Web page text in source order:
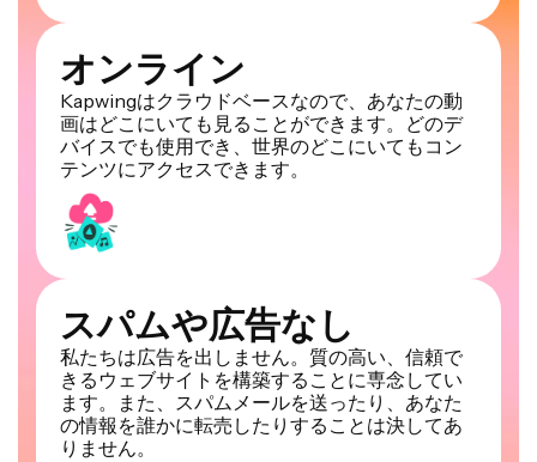
オンライン
Kapwingはクラウドベースなので、あなたの動
画はどこにいても見ることができます。どのデ
バイスでも使用でき、世界のどこにいてもコン
テンツにアクセスできます。
スパムや広告なし
私たちは広告を出しません。質の高い、信頼で
きるウェブサイトを構築することに専念してい
ます。また、スパムメールを送ったり、あなた
の情報を誰かに転売したりすることは決してあ
りません。